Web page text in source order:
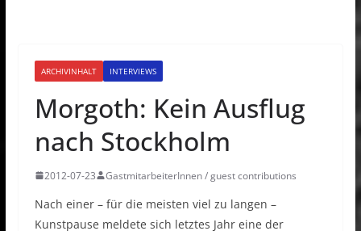
ARCHIVINHALT INTERVIEWS
Morgoth: Kein Ausflug
nach Stockholm
2012-07-23 GastmitarbeiterInnen / guest contributions
Nach einer – für die meisten viel zu langen –
Kunstpause meldete sich letztes Jahr eine der